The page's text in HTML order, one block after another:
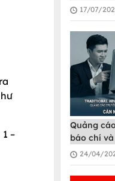
–
17/07/
Quảng
báo chí
24/04/